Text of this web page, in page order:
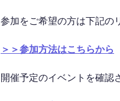
参加をご希望の方は下記の
＞＞参加方法はこちらから
開催予定のイベントを確認